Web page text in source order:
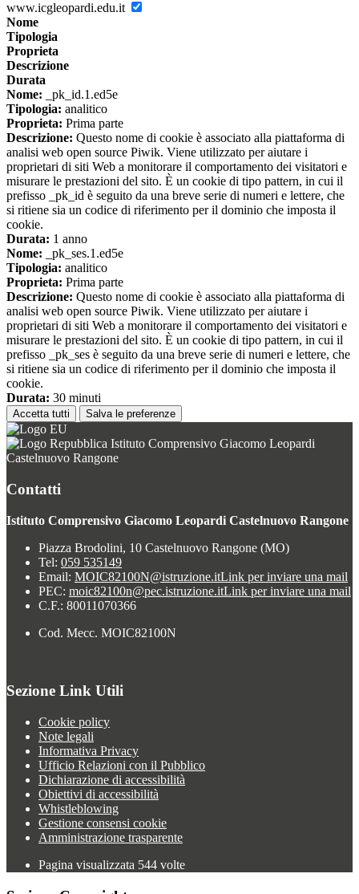
www.icgleopardi.edu.it
Nome
Tipologia
Proprieta
Descrizione
Durata
Nome: _pk_id.1.ed5e
Tipologia: analitico
Proprieta: Prima parte
Descrizione: Questo nome di cookie è associato alla piattaforma di
analisi web open source Piwik. Viene utilizzato per aiutare i
proprietari di siti Web a monitorare il comportamento dei visitatori e
misurare le prestazioni del sito. È un cookie di tipo pattern, in cui il
prefisso _pk_id è seguito da una breve serie di numeri e lettere, che
si ritiene sia un codice di riferimento per il dominio che imposta il
cookie.
Durata: 1 anno
Nome: _pk_ses.1.ed5e
Tipologia: analitico
Proprieta: Prima parte
Descrizione: Questo nome di cookie è associato alla piattaforma di
analisi web open source Piwik. Viene utilizzato per aiutare i
proprietari di siti Web a monitorare il comportamento dei visitatori e
misurare le prestazioni del sito. È un cookie di tipo pattern, in cui il
prefisso _pk_ses è seguito da una breve serie di numeri e lettere, che
si ritiene sia un codice di riferimento per il dominio che imposta il
cookie.
Durata: 30 minuti
Accetta tutti Salva le preferenze
Istituto Comprensivo Giacomo Leopardi
Castelnuovo Rangone
Contatti
Istituto Comprensivo Giacomo Leopardi Castelnuovo Rangone
Piazza Brodolini, 10 Castelnuovo Rangone (MO)
Tel: 059 535149
Email: MOIC82100N@istruzione.itLink per inviare una mail
PEC: moic82100n@pec.istruzione.itLink per inviare una mail
C.F.: 80011070366
Cod. Mecc. MOIC82100N
Sezione Link Utili
Cookie policy
Note legali
Informativa Privacy
Ufficio Relazioni con il Pubblico
Dichiarazione di accessibilità
Obiettivi di accessibilità
Whistleblowing
Gestione consensi cookie
Amministrazione trasparente
Pagina visualizzata 544 volte